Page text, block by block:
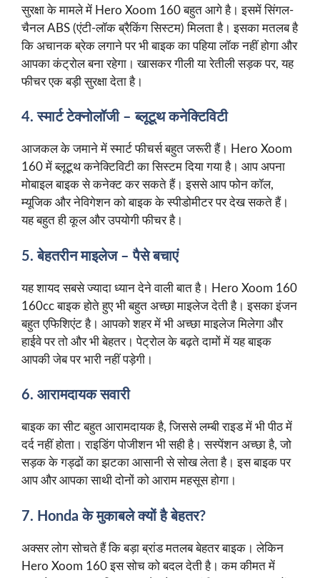
सुरक्षा के मामले में Hero Xoom 160 बहुत आगे है। इसमें सिंगल-
चैनल ABS (एंटी-लॉक ब्रैकिंग सिस्टम) मिलता है। इसका मतलब है
कि अचानक ब्रेक लगाने पर भी बाइक का पहिया लॉक नहीं होगा और
आपका कंट्रोल बना रहेगा। खासकर गीली या रेतीली सड़क पर, यह
फीचर एक बड़ी सुरक्षा देता है।
4. स्मार्ट टेक्नोलॉजी – ब्लूटूथ कनेक्टिविटी
आजकल के जमाने में स्मार्ट फीचर्स बहुत जरूरी हैं। Hero Xoom
160 में ब्लूटूथ कनेक्टिविटी का सिस्टम दिया गया है। आप अपना
मोबाइल बाइक से कनेक्ट कर सकते हैं। इससे आप फोन कॉल,
म्यूजिक और नेविगेशन को बाइक के स्पीडोमीटर पर देख सकते हैं।
यह बहुत ही कूल और उपयोगी फीचर है।
5. बेहतरीन माइलेज – पैसे बचाएं
यह शायद सबसे ज्यादा ध्यान देने वाली बात है। Hero Xoom 160
160cc बाइक होते हुए भी बहुत अच्छा माइलेज देती है। इसका इंजन
बहुत एफिशिएंट है। आपको शहर में भी अच्छा माइलेज मिलेगा और
हाईवे पर तो और भी बेहतर। पेट्रोल के बढ़ते दामों में यह बाइक
आपकी जेब पर भारी नहीं पड़ेगी।
6. आरामदायक सवारी
बाइक का सीट बहुत आरामदायक है, जिससे लम्बी राइड में भी पीठ में
दर्द नहीं होता। राइडिंग पोजीशन भी सही है। सस्पेंशन अच्छा है, जो
सड़क के गड्ढों का झटका आसानी से सोख लेता है। इस बाइक पर
आप और आपका साथी दोनों को आराम महसूस होगा।
7. Honda के मुकाबले क्यों है बेहतर?
अक्सर लोग सोचते हैं कि बड़ा ब्रांड मतलब बेहतर बाइक। लेकिन
Hero Xoom 160 इस सोच को बदल देती है। कम कीमत में